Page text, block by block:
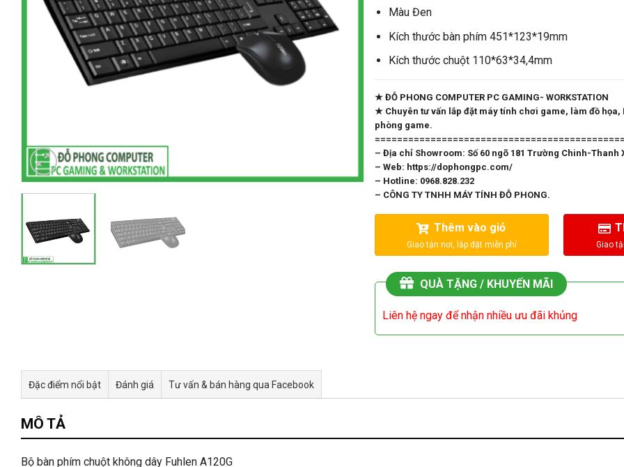
Màu Đen
Kích thước bàn phím 451*123*19mm
Kích thước chuột 110*63*34,4mm
★ ĐỖ PHONG COMPUTER PC GAMING- WORKSTATION
★ Chuyên tư vấn lắp đặt máy tính chơi game, làm đồ
phòng game.
– Địa chỉ Showroom: Số 60 ngõ 181 Trường Chinh-Thanh
– Web: https://dophongpc.com/
– Hotline: 0968.828.232
– CÔNG TY TNHH MÁY TÍNH ĐỖ PHONG.
Thêm vào giỏ
QUÀ TẶNG / KHUYẾN MÃI
Liên hệ ngay để nhận nhiều ưu đãi khủng
Đặc điểm nổi bật Đánh giá Tư vấn & bán hàng qua Facebook
MÔ TẢ
Bộ bàn phím chuột không dây Fuhlen A120G